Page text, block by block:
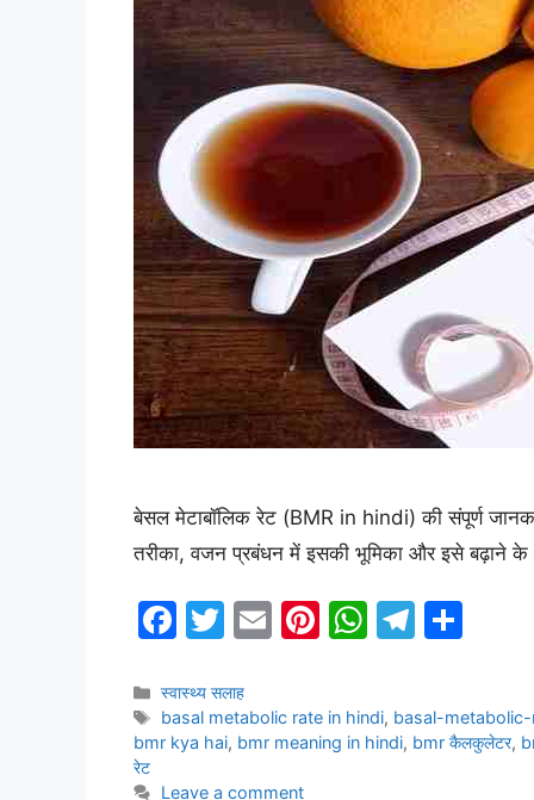
बेसल मेटाबॉलिक रेट (BMR in hindi) की संपूर्ण
तरीका, वजन प्रबंधन में इसकी भूमिका और इसे बढ़ाने के
F
c
e
T
itt
er
E
l
Pi
e
W
s
T
gr e
Categories
स्वास्थ्य सलाह
Tags
basal metabolic rate in hindi, basal-
bmr kya hai, bmr meaning in hindi, bmr कैलकुलेटर,
रेट
Leave a comment